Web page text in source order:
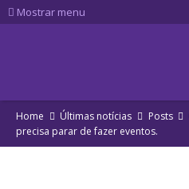
Mostrar menu
Home Últimas notícias Posts
precisa parar de fazer eventos.